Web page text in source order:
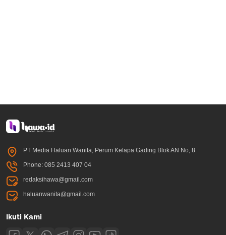
PT Media Haluan Wanita, Perum Kelapa Gading Blok AN No, 8
Phone: 085 2413 407 04
redaksihawa@gmail.com
haluanwanita@gmail.com
Ikuti Kami